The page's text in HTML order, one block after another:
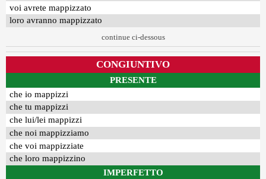
voi avrete mappizzato
loro avranno mappizzato
continue ci-dessous
CONGIUNTIVO
PRESENTE
che io mappizzi
che tu mappizzi
che lui/lei mappizzi
che noi mappizziamo
che voi mappizziate
che loro mappizzino
IMPERFETTO